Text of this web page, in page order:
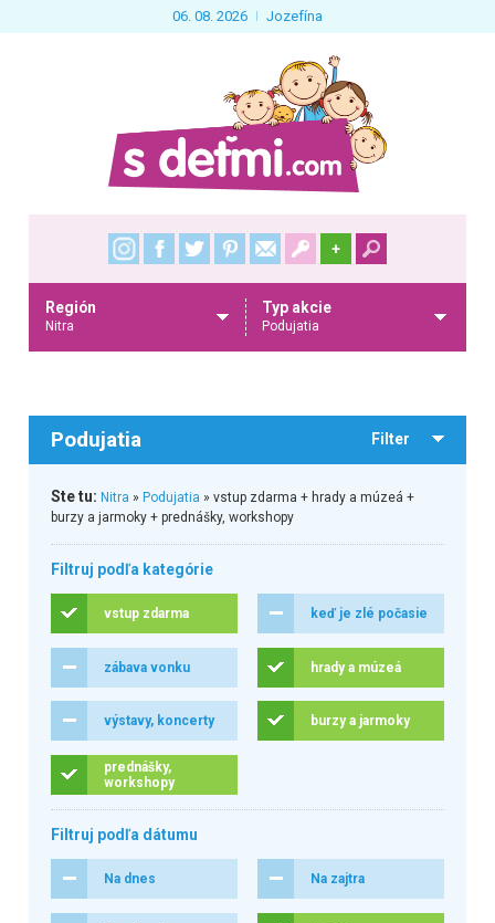
06. 08. 2026 Jozefína
+
Región
Nitra
Typ akcie
Podujatia
Podujatia Filter
Ste tu: Nitra » Podujatia » vstup zdarma + hrady a múzeá +
burzy a jarmoky + prednášky, workshopy
Filtruj podľa kategórie
vstup zdarma keď je zlé počasie
zábava vonku hrady a múzeá
výstavy, koncerty burzy a jarmoky
prednášky,
workshopy
Filtruj podľa dátumu
Na dnes Na zajtra